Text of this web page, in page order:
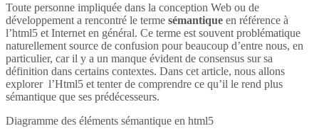
Toute personne impliquée dans la conception Web ou de
développement a rencontré le terme sémantique en référence à
l’html5 et Internet en général. Ce terme est souvent problématique
naturellement source de confusion pour beaucoup d’entre nous, en
particulier, car il y a un manque évident de consensus sur sa
définition dans certains contextes. Dans cet article, nous allons
explorer l’Html5 et tenter de comprendre ce qu’il le rend plus
sémantique que ses prédécesseurs.
Diagramme des éléments sémantique en html5